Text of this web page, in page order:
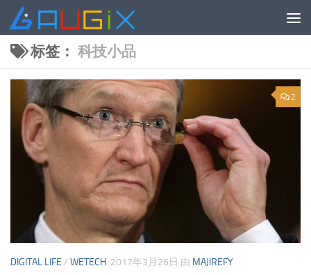
跳至内容
标签： 科技小品
2
DIGITAL LIFE / WETECH 2017年3月26日 由 MAJIREFY